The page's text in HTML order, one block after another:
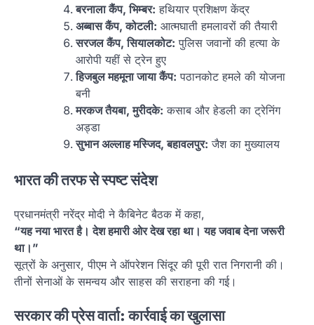
बरनाला कैंप, भिम्बर: हथियार प्रशिक्षण केंद्र
अब्बास कैंप, कोटली: आत्मघाती हमलावरों की तैयारी
सरजल कैंप, सियालकोट: पुलिस जवानों की हत्या के
आरोपी यहीं से ट्रेन हुए
हिजबुल महमूना जाया कैंप: पठानकोट हमले की योजना
बनी
मरकज तैयबा, मुरीदके: कसाब और हेडली का ट्रेनिंग
अड्डा
सुभान अल्लाह मस्जिद, बहावलपुर: जैश का मुख्यालय
भारत की तरफ से स्पष्ट संदेश
प्रधानमंत्री नरेंद्र मोदी ने कैबिनेट बैठक में कहा,
“यह नया भारत है। देश हमारी ओर देख रहा था। यह जवाब देना जरूरी
था।”
सूत्रों के अनुसार, पीएम ने ऑपरेशन सिंदूर की पूरी रात निगरानी की।
तीनों सेनाओं के समन्वय और साहस की सराहना की गई।
सरकार की प्रेस वार्ता: कार्रवाई का खुलासा